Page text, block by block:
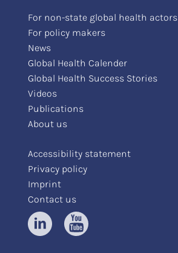
For non-state global health actors
For policy makers
News
Global Health Calender
Global Health Success Stories
Videos
Publications
About us
Accessibility statement
Privacy policy
Imprint
Contact us